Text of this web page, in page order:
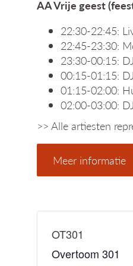
AA Vrije geest
22:30-22:45:
22:45-23:30:
23:30-00:15:
00:15-01:15:
01:15-02:00:
02:00-03:00:
>> Alle artiesten
Meer informatie
OT301
Overtoom 301